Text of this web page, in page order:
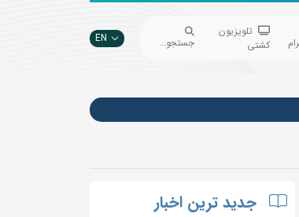
تلویزیون
کشتی
جستجو... EN
جدید ترین اخبار